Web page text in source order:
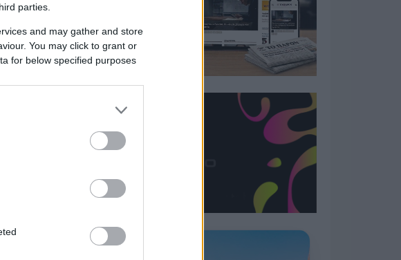
parties.
and may gather and store
You may click to grant or
for below specified purposes
μιας
τους
σε